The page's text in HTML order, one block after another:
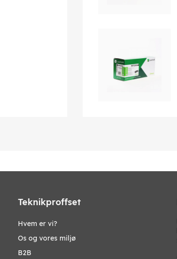
Teknikproffset
Hvem er vi?
Os og vores miljø
B2B